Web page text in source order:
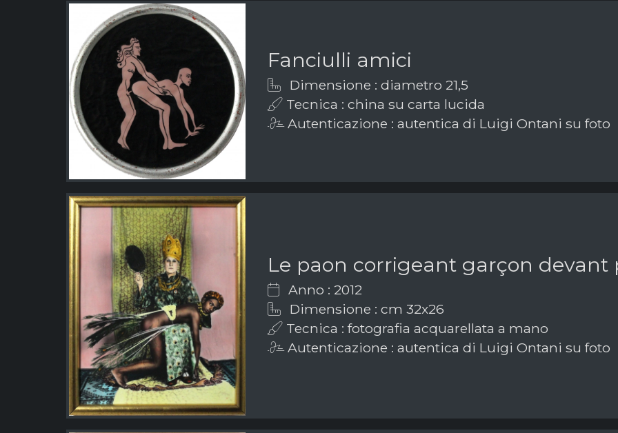
Fanciulli amici
Dimensione : diametro 21,5
Tecnica : china su carta lucida
Autenticazione : autentica di Luigi Ontani su foto
Le paon corrigeant garçon
Anno : 2012
Dimensione : cm 32x26
Tecnica : fotografia acquarellata a mano
Autenticazione : autentica di Luigi Ontani su foto